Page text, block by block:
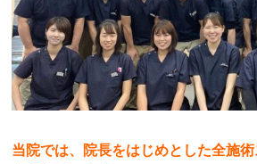
当院では、院長をはじめとした全施